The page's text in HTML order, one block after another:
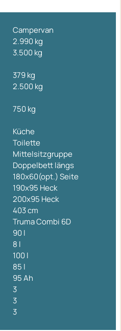
Campervan
2.990 kg
3.500 kg
379 kg
2.500 kg
750 kg
Küche
Toilette
Mittelsitzgruppe
Doppelbett längs
180x60(opt.) Seite
190x95 Heck
200x95 Heck
403 cm
Truma Combi 6D
90 l
8 l
100 l
85 l
95 Ah
3
3
3